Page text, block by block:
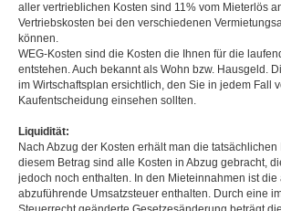
aller vertrieblichen Kosten sind 11% vom Mieterlös
Vertriebskosten bei den verschiedenen
können.
WEG-Kosten sind die Kosten die Ihnen für die
entstehen. Auch bekannt als Wohn bzw. Hausgeld.
im Wirtschaftsplan ersichtlich, den Sie in jedem Fall
Kaufentscheidung einsehen sollten.
Liquidität:
Nach Abzug der Kosten erhält man die
diesem Betrag sind alle Kosten in Abzug gebracht,
jedoch noch enthalten. In den Mieteinnahmen ist die
abzuführende Umsatzsteuer enthalten. Durch eine